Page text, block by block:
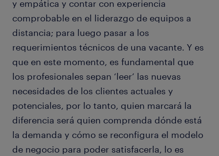
y empática y contar con experiencia
comprobable en el liderazgo de equipos a
distancia; para luego pasar a los
requerimientos técnicos de una vacante. Y es
que en este momento, es fundamental que
los profesionales sepan ‘leer’ las nuevas
necesidades de los clientes actuales y
potenciales, por lo tanto, quien marcará la
diferencia será quien comprenda dónde está
la demanda y cómo se reconfigura el modelo
de negocio para poder satisfacerla, lo es